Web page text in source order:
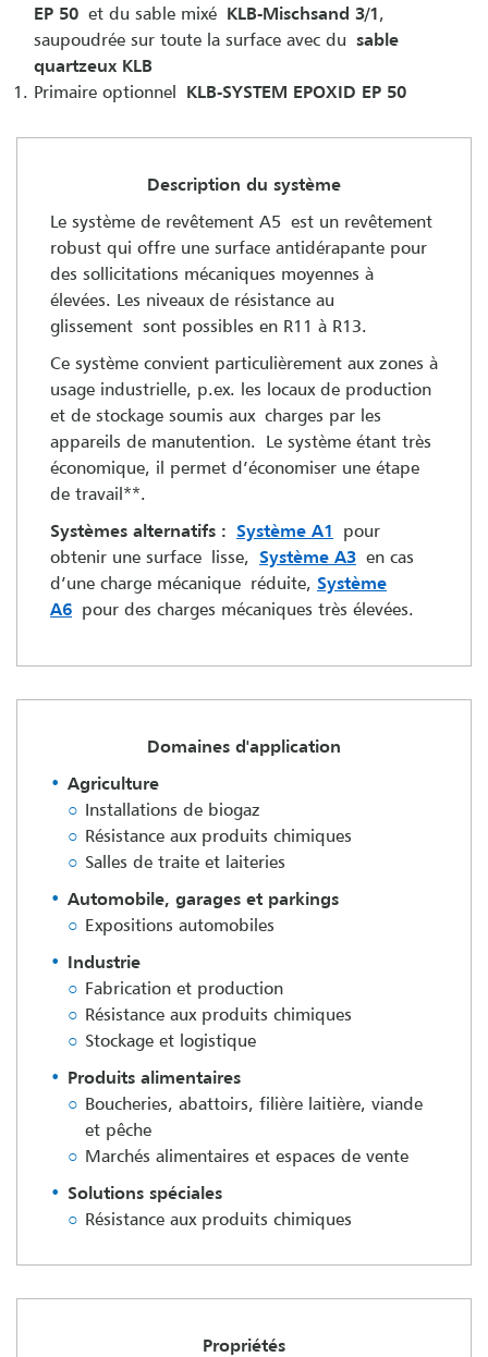
EP 50 et du sable mixé KLB-Mischsand 3/1,
saupoudrée sur toute la surface avec du sable
quartzeux KLB
Primaire optionnel KLB-SYSTEM EPOXID EP 50
Description du système
Le système de revêtement A5 est un revêtement
robust qui offre une surface antidérapante pour
des sollicitations mécaniques moyennes à
élevées. Les niveaux de résistance au
glissement sont possibles en R11 à R13.
Ce système convient particulièrement aux zones à
usage industrielle, p.ex. les locaux de production
et de stockage soumis aux charges par les
appareils de manutention. Le système étant très
économique, il permet d’économiser une étape
de travail**.
Systèmes alternatifs : Système A1 pour
obtenir une surface lisse, Système A3 en cas
d’une charge mécanique réduite, Système
A6 pour des charges mécaniques très élevées.
Domaines d'application
Agriculture
Installations de biogaz
Résistance aux produits chimiques
Salles de traite et laiteries
Automobile, garages et parkings
Expositions automobiles
Industrie
Fabrication et production
Résistance aux produits chimiques
Stockage et logistique
Produits alimentaires
Boucheries, abattoirs, filière laitière, viande
et pêche
Marchés alimentaires et espaces de vente
Solutions spéciales
Résistance aux produits chimiques
Propriétés